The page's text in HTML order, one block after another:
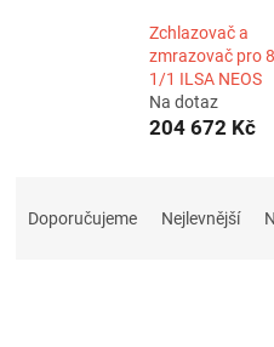
Zchlazovač a
zmrazovač pro
1/1 ILSA NEOS
Na dotaz
204 672 Kč
Doporučujeme Nejlevnější